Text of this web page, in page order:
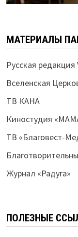
МАТЕРИАЛЫ
Русская
Вселенская
ТВ КАНА
Киностудия
ТВ «Благовест-
Журнал «Радуга»
ПОЛЕЗНЫЕ